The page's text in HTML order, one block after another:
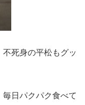
死身の平松もグッ
日パクパク食べて